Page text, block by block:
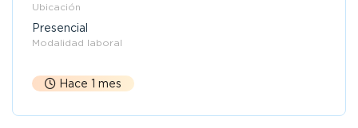
Ubicación
Presencial
Modalidad laboral
Hace 1 mes